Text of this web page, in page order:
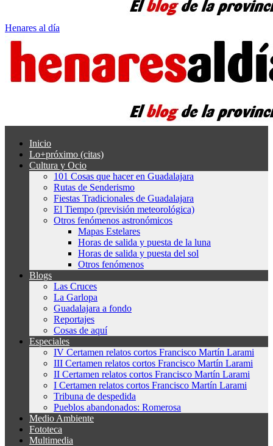
Henares al día
Inicio
Lo+próximo (citas)
Cultura y Ocio
101 Cosas que hacer en Guadalajara
Rutas de Senderismo
Fiestas Tradicionales de Guadalajara
El Tiempo (previsión meteorológica)
Otros fenómenos astronómicos
Mapas Estelares
Horas de salida y puesta de la luna
Horas de salida y puesta del sol
Otros fenómenos
Blogs
Las Cruces
La Garlopa
Guadalajara a fondo
Reportajes
Cosas de aquí
Especiales
IV Certamen relatos cortos Francisco Martín Larami
III Certamen relatos cortos Francisco Martín Larami
II Certamen relatos cortos Francisco Martín Larami
I Certamen relatos cortos Francisco Martín Larami
Tribuna de despedida
Pueblos abandonados: Romerosa
Medio Ambiente
Fototeca
Multimedia